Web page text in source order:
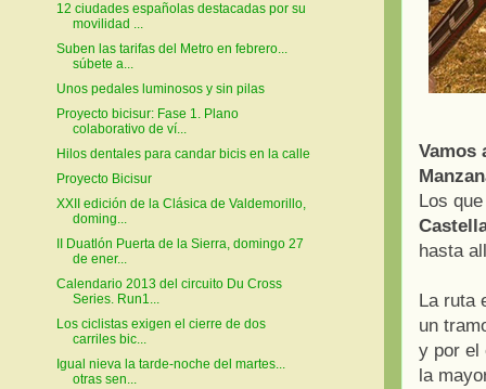
Vamos
Los
hasta
La ruta
un
y por el
la
12 ciudades españolas destacadas por su
movilidad ...
Suben las tarifas del Metro en febrero...
súbete a...
Unos pedales luminosos y sin pilas
Proyecto bicisur: Fase 1. Plano
colaborativo de ví...
Hilos dentales para candar bicis en la calle
Proyecto Bicisur
XXII edición de la Clásica de Valdemorillo,
doming...
II Duatlón Puerta de la Sierra, domingo 27
de ener...
Calendario 2013 del circuito Du Cross
Series. Run1...
Los ciclistas exigen el cierre de dos
carriles bic...
Igual nieva la tarde-noche del martes...
otras sen...